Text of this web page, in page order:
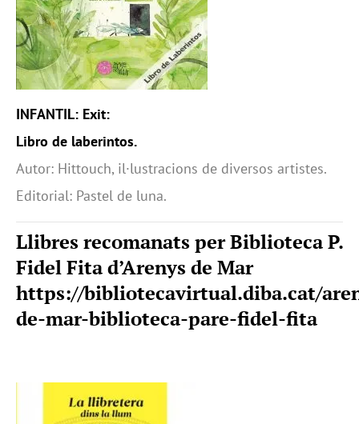
INFANTIL: Exit:
Libro de laberintos.
Autor: Hittouch, il·lustracions de diversos artistes.
Editorial: Pastel de luna.
Llibres recomanats per Biblioteca P.
Fidel Fita d’Arenys de Mar
https://bibliotecavirtual.diba.cat/
de-mar-biblioteca-pare-fidel-fita